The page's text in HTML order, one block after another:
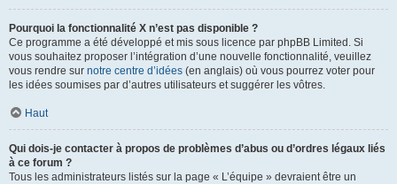
Pourquoi la fonctionnalité X n’est pas disponible ?
Ce programme a été développé et mis sous licence par phpBB Limited. Si
vous souhaitez proposer l’intégration d’une nouvelle fonctionnalité, veuillez
vous rendre sur notre centre d’idées (en anglais) où vous pourrez voter pour
les idées soumises par d’autres utilisateurs et suggérer les vôtres.
Haut
Qui dois-je contacter à propos de problèmes d’abus ou d’ordres légaux liés
à ce forum ?
Tous les administrateurs listés sur la page « L’équipe » devraient être un